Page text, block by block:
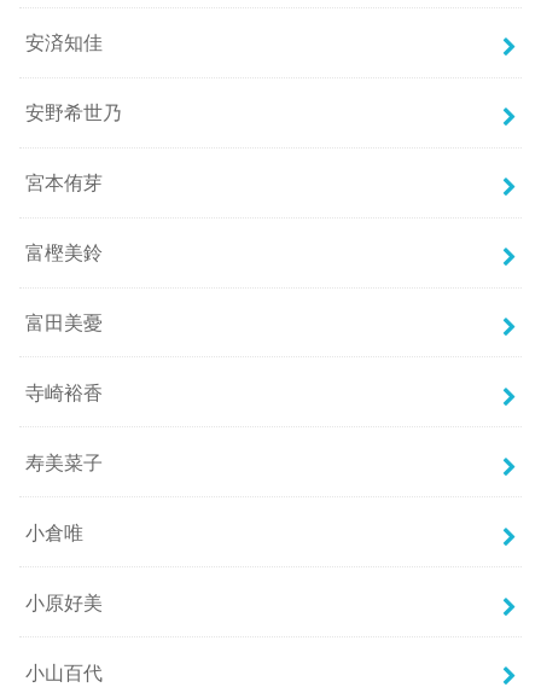
安済知佳
安野希世乃
宮本侑芽
富樫美鈴
富田美憂
寺崎裕香
寿美菜子
小倉唯
小原好美
小山百代